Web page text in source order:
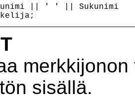
Etunimi || ' ' || Sukunimi
sisällä.